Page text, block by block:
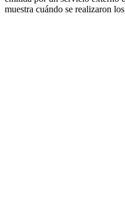
muestra cuándo se realizaron